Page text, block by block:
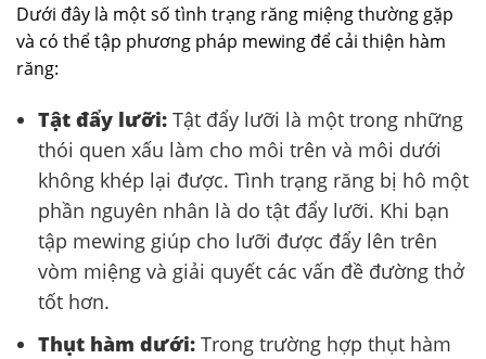
Dưới đây là một số tình trạng răng miệng thường gặp
và có thể tập phương pháp mewing để cải thiện hàm
răng:
Tật đẩy lưỡi: Tật đẩy lưỡi là một trong những
thói quen xấu làm cho môi trên và môi dưới
không khép lại được. Tình trạng răng bị hô một
phần nguyên nhân là do tật đẩy lưỡi. Khi bạn
tập mewing giúp cho lưỡi được đẩy lên trên
vòm miệng và giải quyết các vấn đề đường thở
tốt hơn.
Thụt hàm dưới: Trong trường hợp thụt hàm